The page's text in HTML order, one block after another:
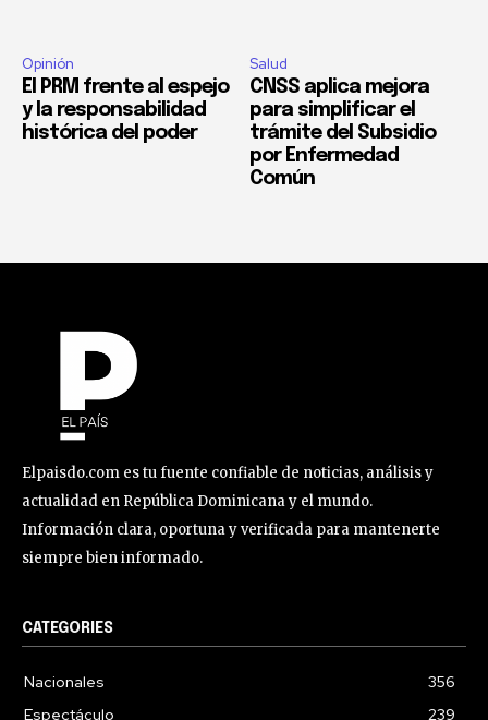
Opinión
El PRM frente al espejo
y la responsabilidad
histórica del poder
Salud
CNSS aplica mejora
para simplificar el
trámite del Subsidio
por Enfermedad
Común
Elpaisdo.com es tu fuente confiable de noticias, análisis y
actualidad en República Dominicana y el mundo.
Información clara, oportuna y verificada para mantenerte
siempre bien informado.
CATEGORIES
Nacionales
356
Espectáculo
239